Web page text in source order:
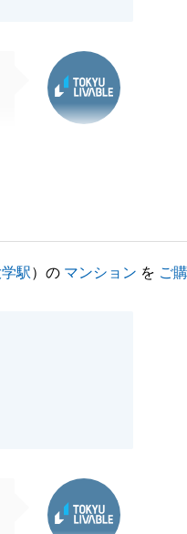
駅）の マンション を ご